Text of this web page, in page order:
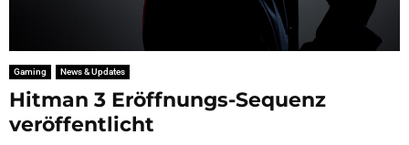
Gaming News & Updates
Hitman 3 Eröffnungs-Sequenz
veröffentlicht